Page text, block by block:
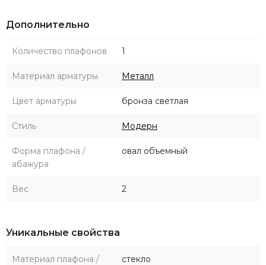
Дополнительно
Количество плафонов 1
Материал арматуры Металл
Цвет арматуры бронза светлая
Стиль Модерн
Форма плафона /
абажура
овал объемный
Вес 2
Уникальные свойства
Материал плафона /
стекло